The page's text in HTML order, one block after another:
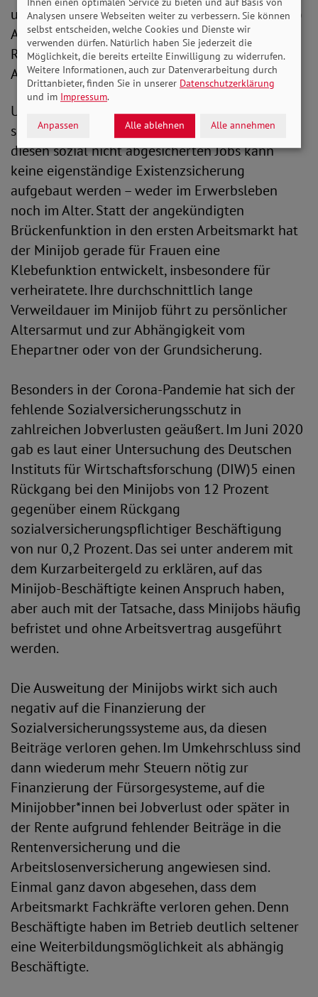
und erwerben damit auch keine (ausreichenden)
Ansprüche in der gesetzlichen
Rentenversicherung und der
Arbeitslosenversicherung.
Unter den sieben Millionen Minijobber*innen
sind außerdem mehr als zwei Drittel Frauen. Mit
diesen sozial nicht abgesicherten Jobs kann
keine eigenständige Existenzsicherung
aufgebaut werden – weder im Erwerbsleben
noch im Alter. Statt der angekündigten
Brückenfunktion in den ersten Arbeitsmarkt hat
der Minijob gerade für Frauen eine
Klebefunktion entwickelt, insbesondere für
verheiratete. Ihre durchschnittlich lange
Verweildauer im Minijob führt zu persönlicher
Altersarmut und zur Abhängigkeit vom
Ehepartner oder von der Grundsicherung.
Besonders in der Corona-Pandemie hat sich der
fehlende Sozialversicherungsschutz in
zahlreichen Jobverlusten geäußert. Im Juni 2020
gab es laut einer Untersuchung des Deutschen
Instituts für Wirtschaftsforschung (DIW)5 einen
Rückgang bei den Minijobs von 12 Prozent
gegenüber einem Rückgang
sozialversicherungspflichtiger Beschäftigung
von nur 0,2 Prozent. Das sei unter anderem mit
dem Kurzarbeitergeld zu erklären, auf das
Minijob-Beschäftigte keinen Anspruch haben,
aber auch mit der Tatsache, dass Minijobs häufig
befristet und ohne Arbeitsvertrag ausgeführt
werden.
Die Ausweitung der Minijobs wirkt sich auch
negativ auf die Finanzierung der
Sozialversicherungssysteme aus, da diesen
Beiträge verloren gehen. Im Umkehrschluss sind
dann wiederum mehr Steuern nötig zur
Finanzierung der Fürsorgesysteme, auf die
Minijobber*innen bei Jobverlust oder später in
der Rente aufgrund fehlender Beiträge in die
Rentenversicherung und die
Arbeitslosenversicherung angewiesen sind.
Einmal ganz davon abgesehen, dass dem
Arbeitsmarkt Fachkräfte verloren gehen. Denn
Beschäftigte haben im Betrieb deutlich seltener
eine Weiterbildungsmöglichkeit als abhängig
Beschäftigte.
Analysen unsere Webseiten weiter zu verbessern. Sie können
selbst entscheiden, welche Cookies und Dienste wir
verwenden dürfen. Natürlich haben Sie jederzeit die
Möglichkeit, die bereits erteilte Einwilligung zu widerrufen.
Weitere Informationen, auch zur Datenverarbeitung durch
Drittanbieter, finden Sie in unserer Datenschutzerklärung
und im Impressum.
Anpassen Alle ablehnen Alle annehmen